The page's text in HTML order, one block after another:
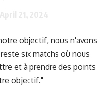
objectif, nous n'avons
six matchs où nous
et à prendre des points
objectif."